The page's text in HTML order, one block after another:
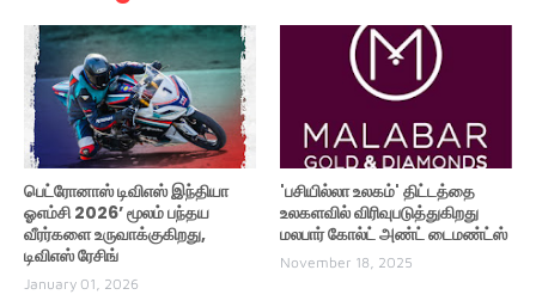
பெட்ரோனாஸ் டிவிஎஸ் இந்தியா
ஓஎம்சி 2026’ மூலம் பந்தய
வீரர்களை உருவாக்குகிறது,
டிவிஎஸ் ரேசிங்
January 01, 2026
'பசியில்லா உலகம்' திட்டத்தை
உலகளவில் விரிவுபடுத்துகிறது
மலபார் கோல்ட் அண்ட் டைமண்ட்ஸ்
November 18, 2025